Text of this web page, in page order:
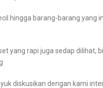
hingga barang-barang yang
yang rapi juga sedap dilihat,
diskusikan dengan kami